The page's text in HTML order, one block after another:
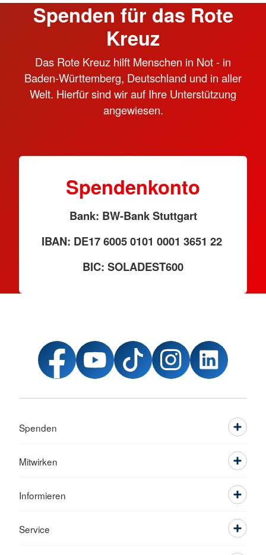
Spenden für das Rote
Kreuz
Das Rote Kreuz hilft Menschen in Not - in
Baden-Württemberg, Deutschland und in aller
Welt. Hierfür sind wir auf Ihre Unterstützung
angewiesen.
Spendenkonto
Bank: BW-Bank Stuttgart
IBAN: DE17 6005 0101 0001 3651 22
BIC: SOLADEST600
Spenden
Mitwirken
Informieren
Service